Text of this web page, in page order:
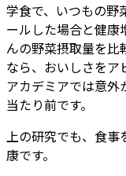
学食で、いつもの野
ールした場合と健康
んの野菜摂取量を比
なら、おいしさをア
アカデミアでは意外
当たり前です。
上の研究でも、食事
康です。